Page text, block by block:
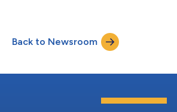
技术与其标志性的TOPSwitch™IC架构相结
在许多情况下无需使用散热片，缩短了设计
性，并降低了系统总成本。 Power
师进行电源设计方式的根本性转变。几十年
我们将反激式拓扑推向了此前无法企及的功
通过简单得多的架构实现高效率和高性能。”
Back to Newsroom